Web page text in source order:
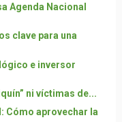
Agenda Nacional
clave para una
e inversor
ni víctimas de...
Cómo aprovechar la